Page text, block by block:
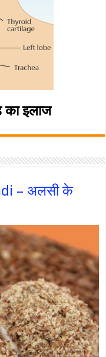
इलाज
– अलसी के